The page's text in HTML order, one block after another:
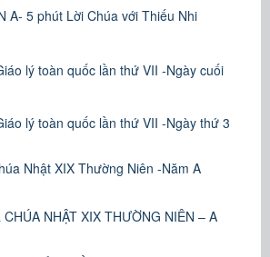
A- 5 phút Lời Chúa với Thiếu Nhi
lý toàn quốc lần thứ VII -Ngày cuối
lý toàn quốc lần thứ VII -Ngày thứ 3
Nhật XIX Thường Niên -Năm A
CHÚA NHẬT XIX THƯỜNG NIÊN – A